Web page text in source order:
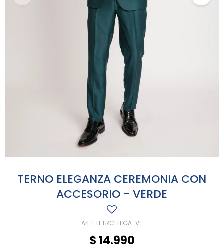
TERNO ELEGANZA CEREMONIA CON
ACCESORIO - VERDE
FTETRCELEGA-VE
$ 14.990